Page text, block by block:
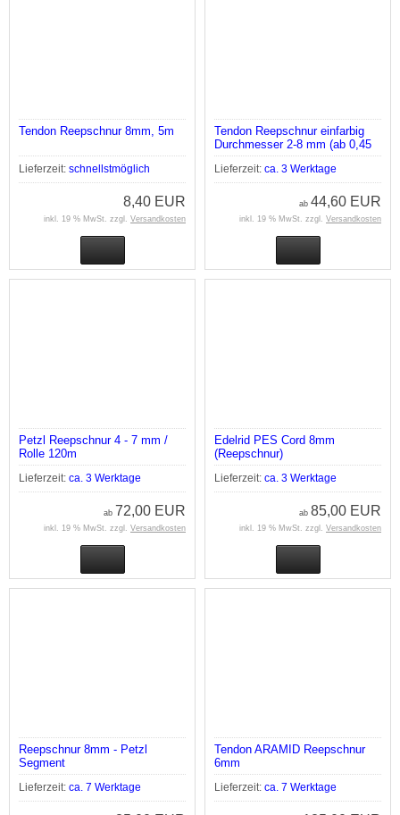
Tendon Reepschnur 8mm, 5m
Lieferzeit: schnellstmöglich
8,40 EUR
inkl. 19 % MwSt. zzgl. Versandkosten
Tendon Reepschnur einfarbig
Durchmesser 2-8 mm (ab 0,45
Euro/m)
Lieferzeit: ca. 3 Werktage
ab 44,60 EUR
inkl. 19 % MwSt. zzgl. Versandkosten
Petzl Reepschnur 4 - 7 mm /
Rolle 120m
Lieferzeit: ca. 3 Werktage
ab 72,00 EUR
inkl. 19 % MwSt. zzgl. Versandkosten
Edelrid PES Cord 8mm
(Reepschnur)
Lieferzeit: ca. 3 Werktage
ab 85,00 EUR
inkl. 19 % MwSt. zzgl. Versandkosten
Reepschnur 8mm - Petzl
Segment
Lieferzeit: ca. 7 Werktage
Tendon ARAMID Reepschnur
6mm
Lieferzeit: ca. 7 Werktage